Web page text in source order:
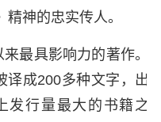
神的忠实传人。
最具影响力的著作。
译成200多种文字，出
发行量最大的书籍之